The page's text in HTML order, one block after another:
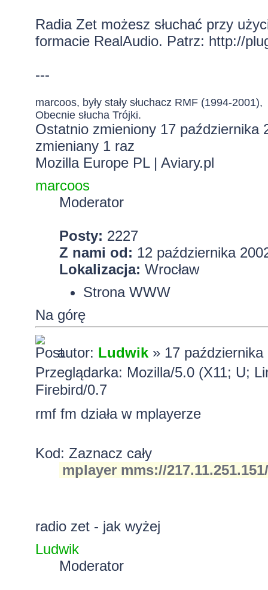
Radia Zet możesz słuchać przy
formacie RealAudio. Patrz: http://
---
marcoos, były stały słuchacz RMF (1994-2001),
Obecnie słucha Trójki.
Ostatnio zmieniony 17 października
zmieniany 1 raz
Mozilla Europe PL| Aviary.pl
marcoos
Moderator
Posty: 2227
Z nami od: 12 października
Lokalizacja: Wrocław
Strona WWW
Na górę
autor: Ludwik» 17 października
Przeglądarka: Mozilla/5.0 (X11; U;
Firebird/0.7
rmf fm działa w mplayerze
Kod: Zaznacz cały
mplayer mms://
radio zet - jak wyżej
Ludwik
Moderator